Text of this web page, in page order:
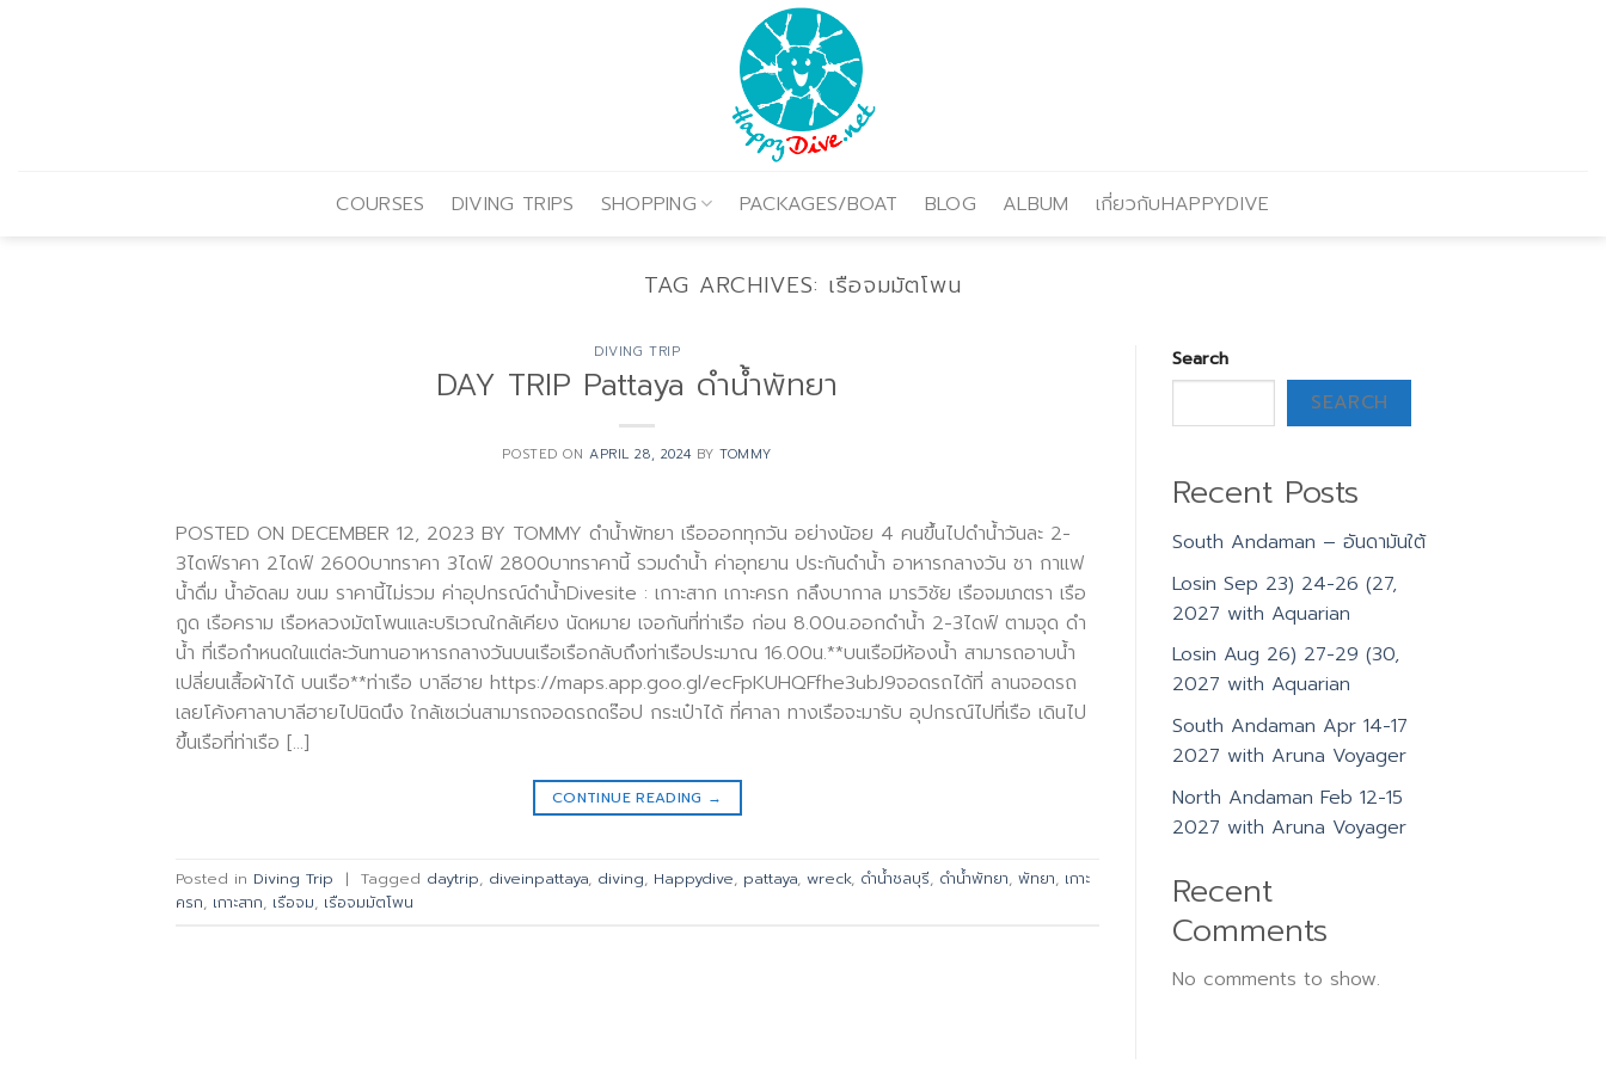
COURSES DIVING TRIPS SHOPPING PACKAGES/BOAT BLOG ALBUM เกี่ยวกับHAPPYDIVE
TAG ARCHIVES: เรือจมมัตโพน
DIVING TRIP
DAY TRIP Pattaya ดำน้ำพัทยา
POSTED ONAPRIL 28, 2024BYTOMMY
POSTED ON DECEMBER 12, 2023 BY TOMMY ดำน้ำพัทยา เรือออกทุกวัน อย่างน้อย 4 คนขึ้นไปดำน้ำวันละ 2-
3ไดฟ์ราคา 2ไดฟ์ 2600บาทราคา 3ไดฟ์ 2800บาทราคานี้ รวมดำน้ำ ค่าอุทยาน ประกันดำน้ำ อาหารกลางวัน ชา กาแฟ
น้ำดื่ม น้ำอัดลม ขนม ราคานี้ไม่รวม ค่าอุปกรณ์ดำน้ำDivesite : เกาะสาก เกาะครก กลึงบากาล มารวิชัย เรือจมเภตรา เรือ
กูด เรือคราม เรือหลวงมัตโพนและบริเวณใกล้เคียง นัดหมาย เจอกันที่ท่าเรือ ก่อน 8.00น.ออกดำน้ำ 2-3ไดฟ์ ตามจุด ดำ
น้ำ ที่เรือกำหนดในแต่ละวันทานอาหารกลางวันบนเรือเรือกลับถึงท่าเรือประมาณ 16.00น.**บนเรือมีห้องน้ำ สามารถอาบน้ำ
เปลี่ยนเสื้อผ้าได้ บนเรือ**ท่าเรือ บาลีฮาย https://maps.app.goo.gl/ecFpKUHQFfhe3ubJ9จอดรถได้ที่ ลานจอดรถ
เลยโค้งศาลาบาลีฮายไปนิดนึง ใกล้เซเว่นสามารถจอดรถดร๊อป กระเป๋าได้ ที่ศาลา ทางเรือจะมารับ อุปกรณ์ไปที่เรือ เดินไป
ขึ้นเรือที่ท่าเรือ […]
CONTINUE READING →
Posted in Diving Trip | Tagged daytrip, diveinpattaya, diving, Happydive, pattaya, wreck, ดำน้ำชลบุรี, ดำน้ำพัทยา, พัทยา, เกาะ
ครก, เกาะสาก, เรือจม, เรือจมมัตโพน
Search
SEARCH
Recent Posts
South Andaman – อันดามันใต้
Losin Sep 23) 24-26 (27,
2027 with Aquarian
Losin Aug 26) 27-29 (30,
2027 with Aquarian
South Andaman Apr 14-17
2027 with Aruna Voyager
North Andaman Feb 12-15
2027 with Aruna Voyager
Recent
Comments
No comments to show.